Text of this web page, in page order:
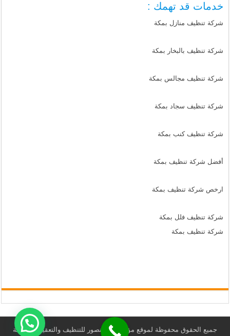
خدمات قد تهمك :
شركة تنظيف منازل بمكة
شركة تنظيف بالبخار بمكة
شركة تنظيف مجالس بمكة
شركة تنظيف سجاد بمكة
شركة تنظيف كنب بمكة
أفضل شركة تنظيف بمكة
ارخص شركة تنظيف بمكة
شركة تنظيف فلل بمكة
شركة تنظيف بمكة
جميع الحقوق محفوظة لموقع مؤسسة المنصور للتنظيف والتعقيم ومكافحة